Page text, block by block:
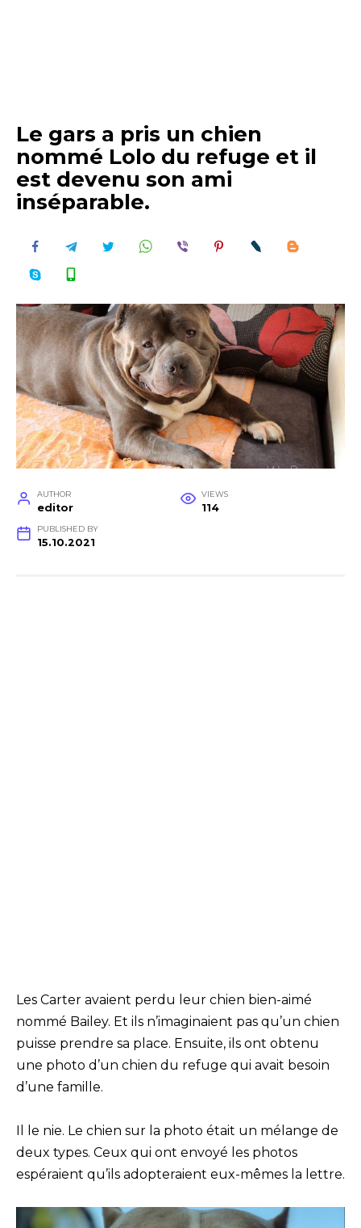
Le gars a pris un chien
nommé Lolo du refuge et il
est devenu son ami
inséparable.
AUTHOR
editor
VIEWS
114
PUBLISHED BY
15.10.2021
Les Carter avaient perdu leur chien bien-aimé
nommé Bailey. Et ils n’imaginaient pas qu’un chien
puisse prendre sa place. Ensuite, ils ont obtenu
une photo d’un chien du refuge qui avait besoin
d’une famille.
Il le nie. Le chien sur la photo était un mélange de
deux types. Ceux qui ont envoyé les photos
espéraient qu’ils adopteraient eux-mêmes la lettre.